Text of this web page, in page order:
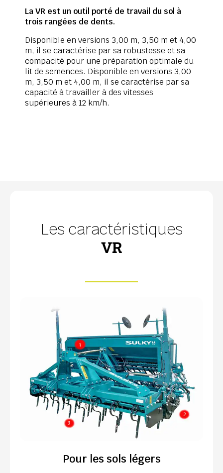
La VR est un outil porté de travail du sol à
trois rangées de dents.
Disponible en versions 3,00 m, 3,50 m et 4,00
m, il se caractérise par sa robustesse et sa
compacité pour une préparation optimale du
lit de semences. Disponible en versions 3,00
m, 3,50 m et 4,00 m, il se caractérise par sa
capacité à travailler à des vitesses
supérieures à 12 km/h.
Les caractéristiques
VR
Pour les sols légers